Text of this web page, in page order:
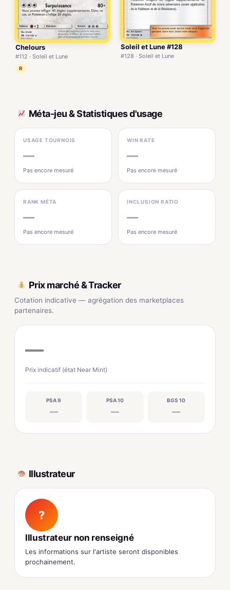
Chelours
#112 · Soleil et Lune
R
Soleil et Lune #128
#128 · Soleil et Lune
Méta-jeu & Statistiques d'usage
USAGE TOURNOIS
—
Pas encore mesuré
WIN RATE
—
Pas encore mesuré
RANK MÉTA
—
Pas encore mesuré
INCLUSION RATIO
—
Pas encore mesuré
Prix marché & Tracker
Cotation indicative — agrégation des marketplaces
partenaires.
—
Prix indicatif (état Near Mint)
PSA 9
—
PSA 10
—
BGS 10
—
Illustrateur
?
Illustrateur non renseigné
Les informations sur l'artiste seront disponibles
prochainement.